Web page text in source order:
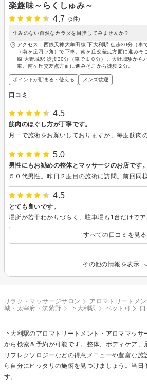
楽趣味～らくしゅみ～
4.7
(3件)
歪みのない自然なカラダを目指してみませんか？
アクセス：西鉄天神大牟田線 下大利駅 徒歩30分（車
（南ヶ丘四ッ角）で下車。南ヶ丘交差点方面に進み
線 大野城駅 徒歩30分（車で１０分）。大野城駅から
車。南ヶ丘交差点方面に進みそこから徒歩２分。
ポイントが貯まる・使える メンズ歓迎
口コミ
4.5
筋肉のほぐし方が丁寧です。
5.0
男性にもお勧めの整体とマッサージのお店です。
4.5
とても良いです。
すべての口コミを見る
その他の情報を表示
リラク・マッサージサロン アロマトリートメン
城・太宰府・筑紫野
下大利駅 ペット可
下大利駅のアロマトリートメント・アロママッサ
から検索＆予約が可能です。整体、ボディケア、
リフレクソロジーなどの得意メニューや豊富な施
ら自分にピッタリの施術を見つけましょう。当日
す。